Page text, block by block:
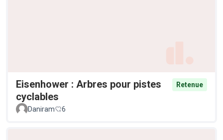
Eisenhower : Arbres pour pistes
cyclables
Retenue
Daniram 6